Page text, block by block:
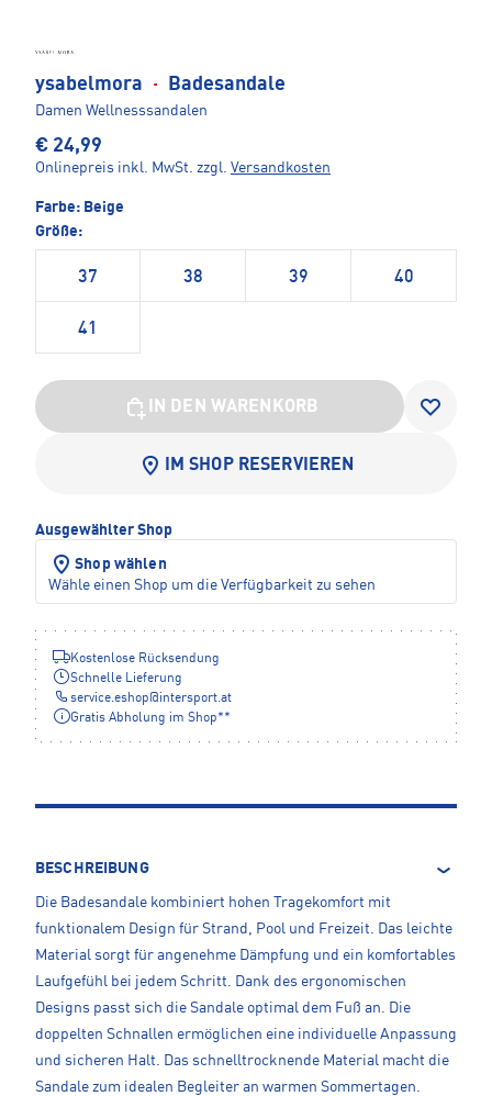
ysabelmora · Badesandale
Damen Wellnesssandalen
€ 24,99
Onlinepreis inkl. MwSt. zzgl. Versandkosten
Farbe: Beige
Größe:
37 38 39 40
41
IN DEN WARENKORB
IM SHOP RESERVIEREN
Ausgewählter Shop
Shop wählen
Wähle einen Shop um die Verfügbarkeit zu sehen
Kostenlose Rücksendung
Schnelle Lieferung
service.eshop@intersport.at
Gratis Abholung im Shop**
BESCHREIBUNG
Die Badesandale kombiniert hohen Tragekomfort mit
funktionalem Design für Strand, Pool und Freizeit. Das leichte
Material sorgt für angenehme Dämpfung und ein komfortables
Laufgefühl bei jedem Schritt. Dank des ergonomischen
Designs passt sich die Sandale optimal dem Fuß an. Die
doppelten Schnallen ermöglichen eine individuelle Anpassung
und sicheren Halt. Das schnelltrocknende Material macht die
Sandale zum idealen Begleiter an warmen Sommertagen.